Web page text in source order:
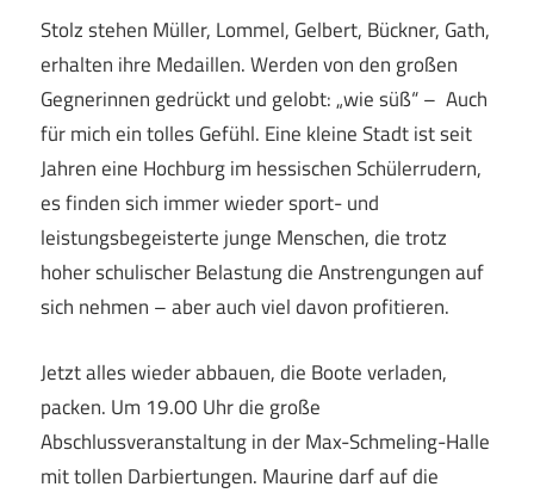
Stolz stehen Müller, Lommel, Gelbert, Bückner, Gath,
erhalten ihre Medaillen. Werden von den großen
Gegnerinnen gedrückt und gelobt: „wie süß“ – Auch
für mich ein tolles Gefühl. Eine kleine Stadt ist seit
Jahren eine Hochburg im hessischen Schülerrudern,
es finden sich immer wieder sport- und
leistungsbegeisterte junge Menschen, die trotz
hoher schulischer Belastung die Anstrengungen auf
sich nehmen – aber auch viel davon profitieren.
Jetzt alles wieder abbauen, die Boote verladen,
packen. Um 19.00 Uhr die große
Abschlussveranstaltung in der Max-Schmeling-Halle
mit tollen Darbiertungen. Maurine darf auf die